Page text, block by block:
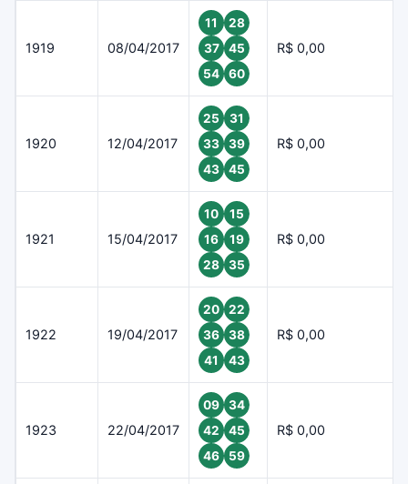
1919 08/04/2017
11
28
37
45
54
60
R$ 0,00
1920 12/04/2017
25
31
33
39
43
45
R$ 0,00
1921 15/04/2017
10
15
16
19
28
35
R$ 0,00
1922 19/04/2017
20
22
36
38
41
43
R$ 0,00
1923 22/04/2017
09
34
42
45
46
59
R$ 0,00